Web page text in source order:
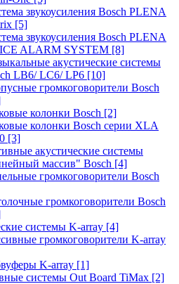
звукоусиления Bosch PLENA
[5]
звукоусиления Bosch PLENA
ALARM SYSTEM [8]
акустические системы
LB6/ LC6/ LP6 [10]
громкоговорители Bosch
колонки Bosch [2]
колонки Bosch серии XLA
[3]
акустические системы
массив" Bosch [4]
громкоговорители Bosch
громкоговорители Bosch
системы K-array [4]
громкоговорители K-array
K-array [1]
системы Out Board TiMax [2]